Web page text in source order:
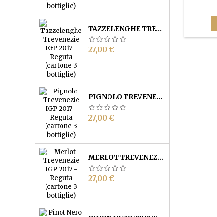
TAZZELENGHE TREVENEZIE IGP - REGUTA (CARTONE 3 BOTTIGLIE)
Prezzo
27,00 €
PIGNOLO TREVENEZIE IGP - REGUTA (CARTONE 3 BOTTIGLIE)
Prezzo
27,00 €
MERLOT TREVENEZIE IGP - REGUTA (CARTONE 3 BOTTIGLIE)
Prezzo
27,00 €
deciso.